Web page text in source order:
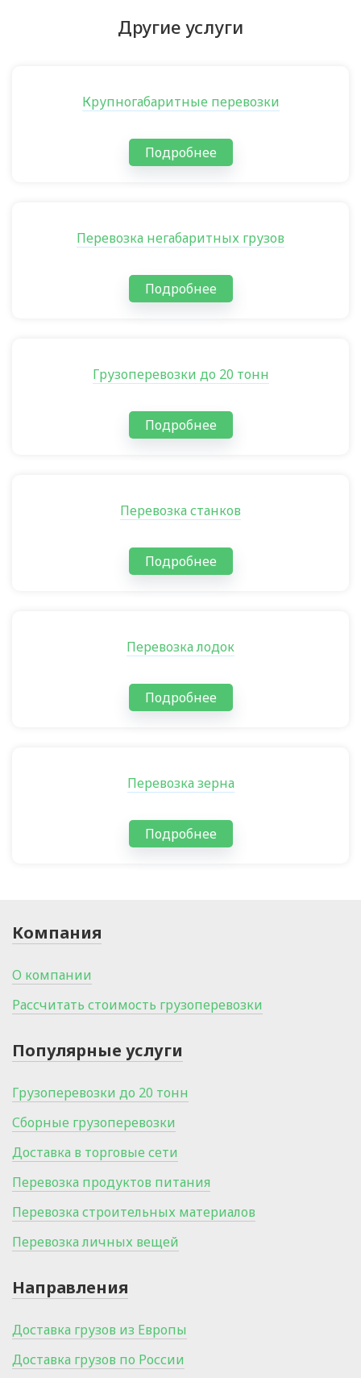
Другие услуги
Крупногабаритные перевозки
Подробнее
Перевозка негабаритных грузов
Подробнее
Грузоперевозки до 20 тонн
Подробнее
Перевозка станков
Подробнее
Перевозка лодок
Подробнее
Перевозка зерна
Подробнее
Компания
О компании
Рассчитать стоимость грузоперевозки
Популярные услуги
Грузоперевозки до 20 тонн
Сборные грузоперевозки
Доставка в торговые сети
Перевозка продуктов питания
Перевозка строительных материалов
Перевозка личных вещей
Направления
Доставка грузов из Европы
Доставка грузов по России